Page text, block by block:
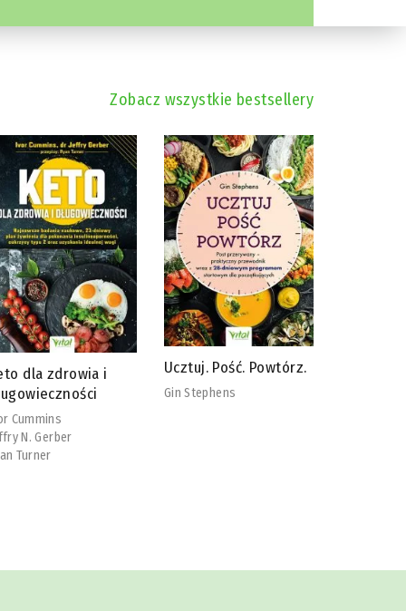
Zobacz wszystkie bestsellery
dla zdrowia i
Cummins
N. Gerber
Turner
Ucztuj. Pość. Powtórz.
Gin Stephens